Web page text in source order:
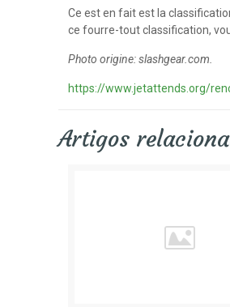
Ce est en fait est la
ce fourre-tout classification,
Photo origine: slashgear.com.
https://www.jetattends.org/
Artigos